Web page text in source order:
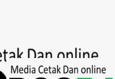
to
content